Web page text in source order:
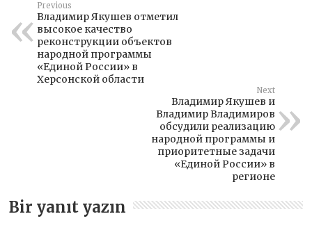
Previous
Владимир Якушев отметил
высокое качество
реконструкции объектов
народной программы
«Единой России» в
Херсонской области
Next
Владимир Якушев и
Владимир Владимиров
обсудили реализацию
народной программы и
приоритетные задачи
«Единой России» в
регионе
Bir yanıt yazın